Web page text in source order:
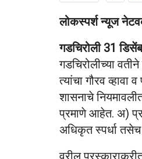
लोकस्पर्श न्यूज
गडचिरोली 31
गडचिरोलीच्या
त्यांचा गौरव व्हावा
शासनाचे
प्रमाणे आहेत. अ)
अधिकृत स्पर्धा तसेच
वरील